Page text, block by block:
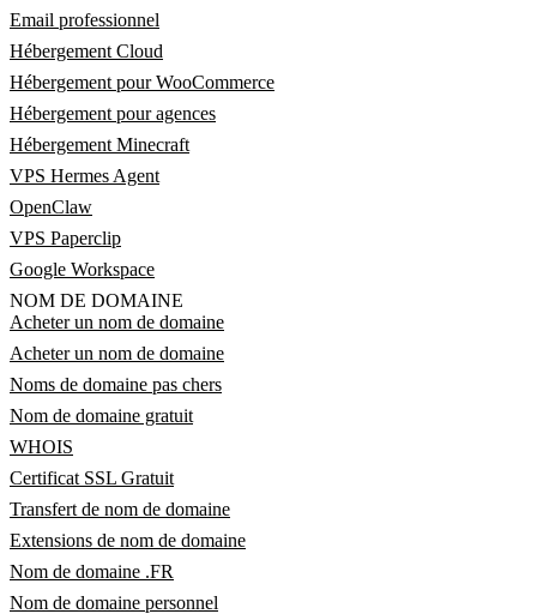
Email professionnel
Hébergement Cloud
Hébergement pour WooCommerce
Hébergement pour agences
Hébergement Minecraft
VPS Hermes Agent
OpenClaw
VPS Paperclip
Google Workspace
NOM DE DOMAINE
Acheter un nom de domaine
Acheter un nom de domaine
Noms de domaine pas chers
Nom de domaine gratuit
WHOIS
Certificat SSL Gratuit
Transfert de nom de domaine
Extensions de nom de domaine
Nom de domaine .FR
Nom de domaine personnel